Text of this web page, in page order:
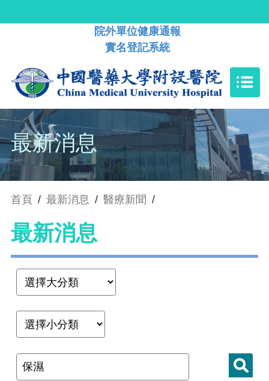
院外單位健康通報
實名登記系統
最新消息
首頁 / 最新消息 / 醫療新聞 /
最新消息